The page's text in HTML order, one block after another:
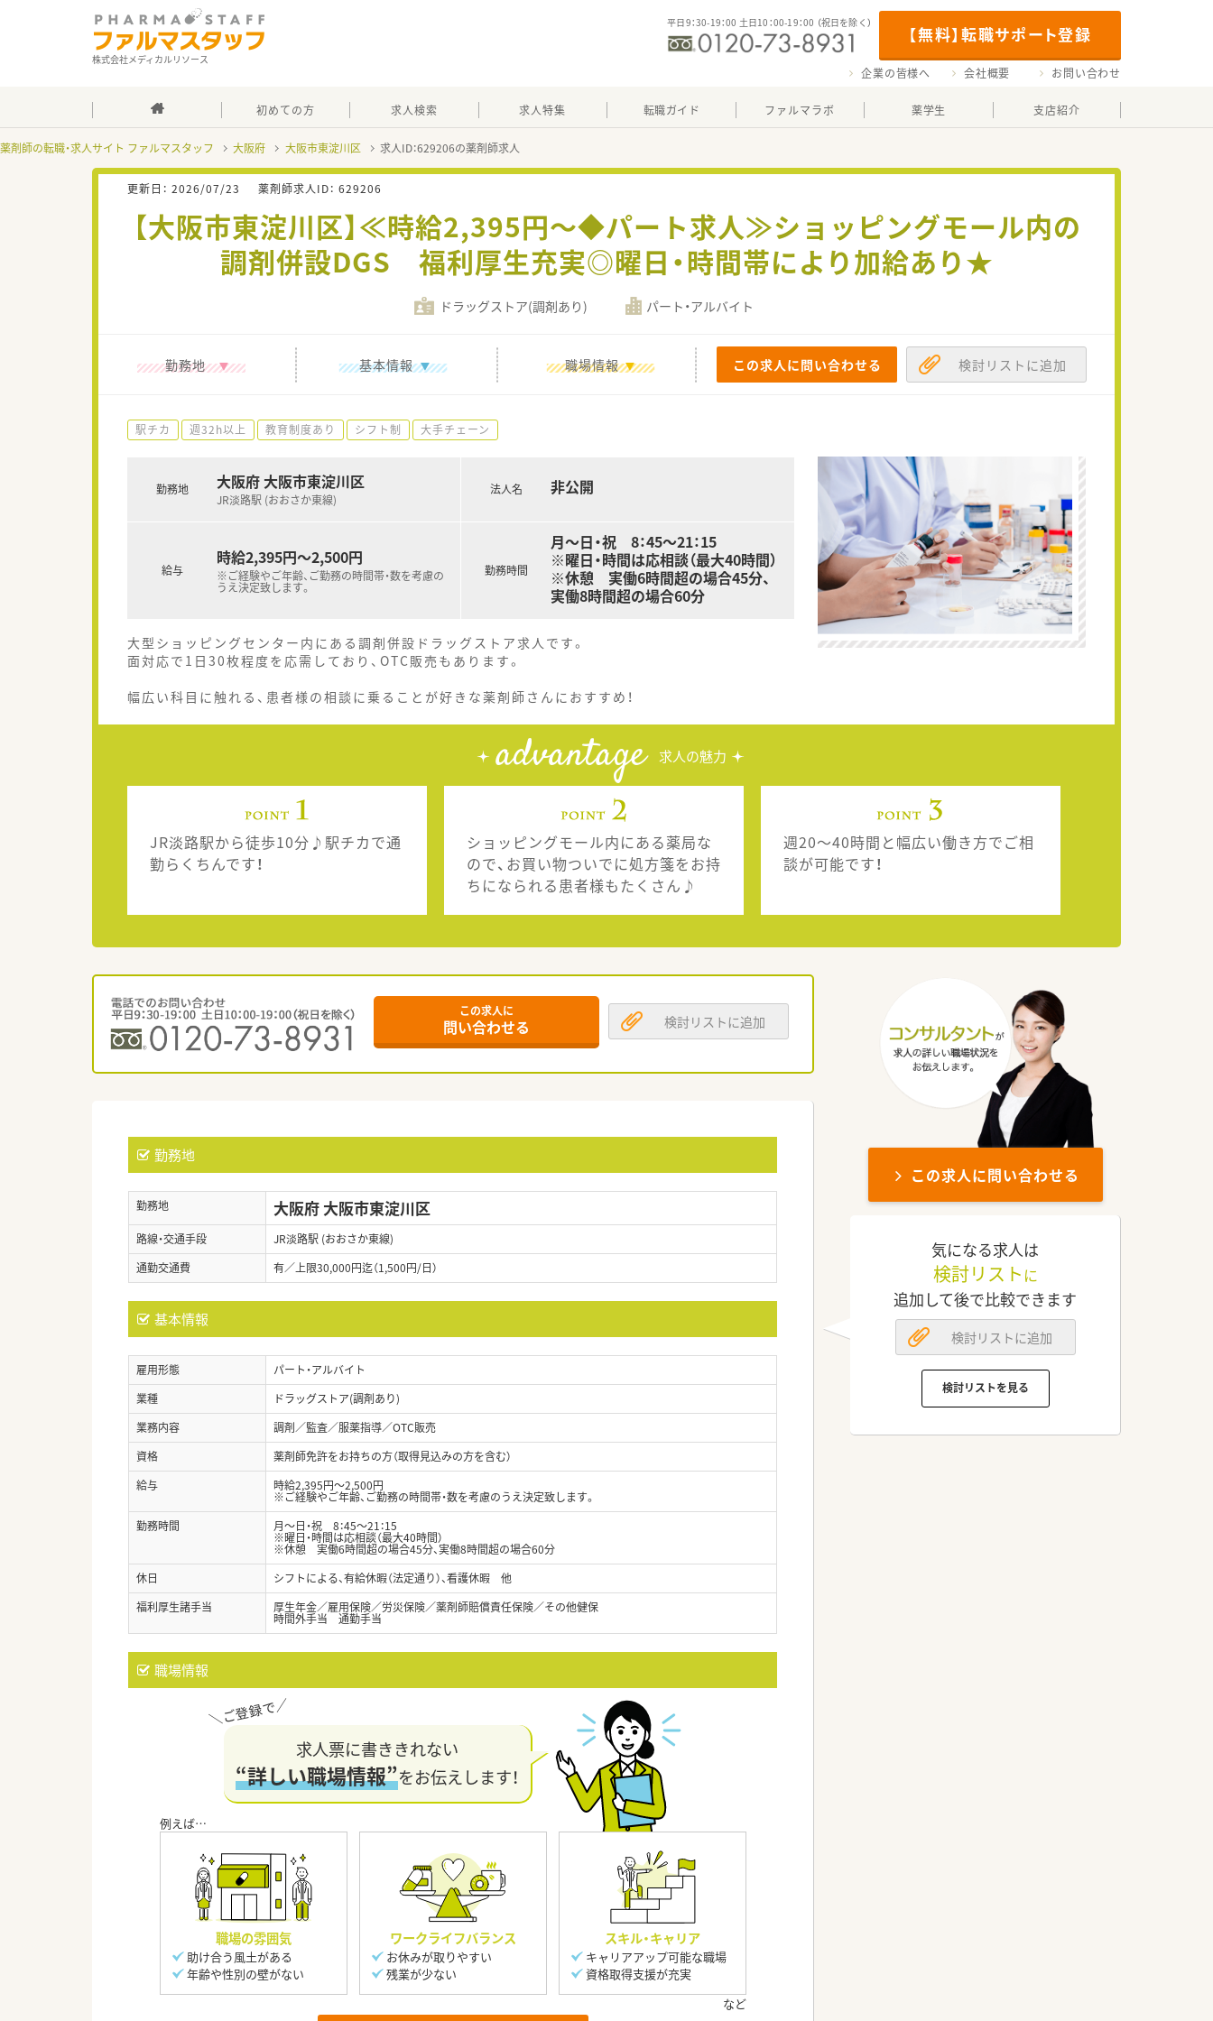
株式会社メディカルリソース
【無料】転職サポート登録
平日9：30-19：00 土日10：00-19：00 （祝日を除く）
企業の皆様へ 会社概要 お問い合わせ
初めての方 求人検索 求人特集 転職ガイド ファルマラボ 薬学生 支店紹介
薬剤師の転職・求人サイト ファルマスタッフ 大阪府 大阪市東淀川区 求人ID：629206の薬剤師求人
更新日： 2026/07/23 薬剤師求人ID： 629206
【大阪市東淀川区】≪時給2,395円～◆パート求人≫ショッピングモール内の
調剤併設DGS 福利厚生充実◎曜日・時間帯により加給あり★
ドラッグストア(調剤あり) パート・アルバイト
勤務地 基本情報 職場情報 この求人に問い合わせる 検討リストに追加
駅チカ 週32h以上 教育制度あり シフト制 大手チェーン
勤務地 大阪府 大阪市東淀川区
JR淡路駅 (おおさか東線)
給与
時給2,395円～2,500円
※ご経験やご年齢、ご勤務の時間帯・数を考慮の
うえ決定致します。
法人名 非公開
勤務時間
月～日・祝 8：45～21：15
※曜日・時間は応相談（最大40時間）
※休憩 実働6時間超の場合45分、
実働8時間超の場合60分
大型ショッピングセンター内にある調剤併設ドラッグストア求人です。
面対応で1日30枚程度を応需しており、OTC販売もあります。
幅広い科目に触れる、患者様の相談に乗ることが好きな薬剤師さんにおすすめ！
advantage 求人の魅力
JR淡路駅から徒歩10分♪駅チカで通
勤らくちんです！
ショッピングモール内にある薬局な
ので、お買い物ついでに処方箋をお持
ちになられる患者様もたくさん♪
週20～40時間と幅広い働き方でご相
談が可能です！
この求人に
問い合わせる 検討リストに追加
勤務地
勤務地 大阪府 大阪市東淀川区
路線・交通手段
JR淡路駅 (おおさか東線)
通勤交通費
有／上限30,000円迄（1,500円/日）
基本情報
雇用形態
パート・アルバイト
業種
ドラッグストア(調剤あり)
業務内容
調剤／監査／服薬指導／OTC販売
資格
薬剤師免許をお持ちの方（取得見込みの方を含む）
給与
時給2,395円～2,500円
※ご経験やご年齢、ご勤務の時間帯・数を考慮のうえ決定致します。
勤務時間
月～日・祝 8：45～21：15
※曜日・時間は応相談（最大40時間）
※休憩 実働6時間超の場合45分、実働8時間超の場合60分
休日
シフトによる、有給休暇（法定通り）、看護休暇 他
福利厚生諸手当
厚生年金／雇用保険／労災保険／薬剤師賠償責任保険／その他健保
時間外手当 通勤手当
職場情報
求人票に書ききれない
“詳しい職場情報”をお伝えします！
職場の雰囲気
助け合う風土がある
年齢や性別の壁がない
ワークライフバランス
お休みが取りやすい
残業が少ない
スキル・キャリア
キャリアアップ可能な職場
資格取得支援が充実
この求人に問い合わせる
気になる求人は
検討リスト に
追加して後で比較できます
検討リストに追加
検討リストを見る